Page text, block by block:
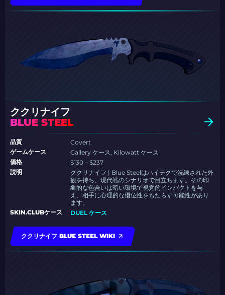
ククリナイフ
BLUE STEEL
品質
Covert
ゲームケース
Gallery ケース, Kilowatt ケース
価格
$130 – $237
説明
ククリナイフ | Blue Steelはハイテクで洗練された外
観を持ち、現代戦のシナリオで目立ちます。その印
象的な色合いは暗い環境で視覚的インパクトを与
え、相手に心理的な優位性をもたらす可能性があり
ます。
SKIN.CLUBケース
DUEL ケース
ククリナイフ BLUE STEEL WIKI